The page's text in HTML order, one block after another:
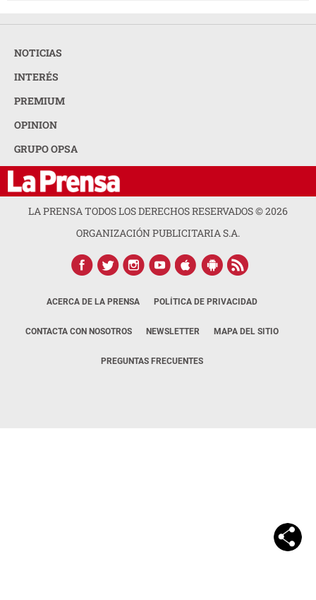
NOTICIAS
INTERÉS
PREMIUM
OPINION
GRUPO OPSA
LA PRENSA TODOS LOS DERECHOS RESERVADOS ©2026
ORGANIZACIÓN PUBLICITARIA S.A.
ACERCA DE LA PRENSA POLÍTICA DE PRIVACIDAD
CONTACTA CON NOSOTROS NEWSLETTER MAPA DEL SITIO
PREGUNTAS FRECUENTES